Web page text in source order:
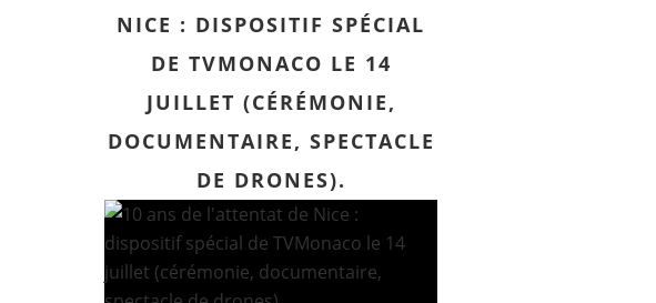
NICE : DISPOSITIF SPÉCIAL
DE TVMONACO LE 14
JUILLET (CÉRÉMONIE,
DOCUMENTAIRE, SPECTACLE
DE DRONES).